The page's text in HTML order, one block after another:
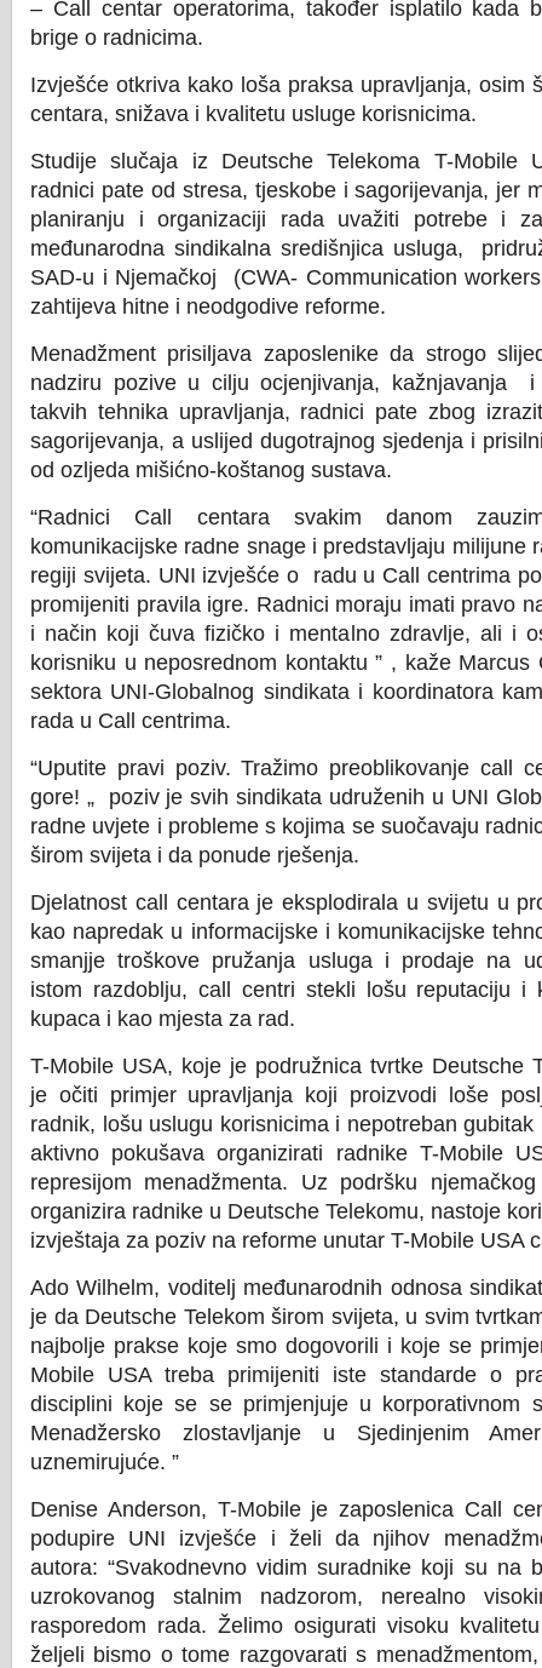
– Call centar operatorima, također isplatilo kada
brige o radnicima.
Izvješće otkriva kako loša praksa upravljanja, osim
centara, snižava i kvalitetu usluge korisnicima.
Studije slučaja iz Deutsche Telekoma T-Mobile
radnici pate od stresa, tjeskobe i sagorijevanja, jer
planiranju i organizaciji rada uvažiti potrebe i
međunarodna sindikalna središnjica usluga,
SAD-u i Njemačkoj (CWA- Communication
zahtijeva hitne i neodgodive reforme.
Menadžment prisiljava zaposlenike da strogo
nadziru pozive u cilju ocjenjivanja, kažnjavanja
takvih tehnika upravljanja, radnici pate zbog
sagorijevanja, a uslijed dugotrajnog sjedenja i
od ozljeda mišićno-koštanog sustava.
“Radnici Call centara svakim danom
komunikacijske radne snage i predstavljaju milijune
regiji svijeta. UNI izvješće o radu u Call centrima
promijeniti pravila igre. Radnici moraju imati pravo
i način koji čuva fizičko i mentalno zdravlje, ali i
korisniku u neposrednom kontaktu ” , kaže Marcus
sektora UNI-Globalnog sindikata i koordinatora
rada u Call centrima.
“Uputite pravi poziv. Tražimo preoblikovanje call
gore! „ poziv je svih sindikata udruženih u UNI
radne uvjete i probleme s kojima se suočavaju
širom svijeta i da ponude rješenja.
Djelatnost call centara je eksplodirala u svijetu u
kao napredak u informacijske i komunikacijske
smanjje troškove pružanja usluga i prodaje na
istom razdoblju, call centri stekli lošu reputaciju i
kupaca i kao mjesta za rad.
T-Mobile USA, koje je podružnica tvrtke Deutsche
je očiti primjer upravljanja koji proizvodi loše
radnik, lošu uslugu korisnicima i nepotreban
aktivno pokušava organizirati radnike T-Mobile
represijom menadžmenta. Uz podršku
organizira radnike u Deutsche Telekomu, nastoje
izvještaja za poziv na reforme unutar T-Mobile USA
Ado Wilhelm, voditelj međunarodnih odnosa
je da Deutsche Telekom širom svijeta, u svim
najbolje prakse koje smo dogovorili i koje se
Mobile USA treba primijeniti iste standarde o
disciplini koje se se primjenjuje u korporativnom
Menadžersko zlostavljanje u Sjedinjenim
uznemirujuće. ”
Denise Anderson, T-Mobile je zaposlenica Call
podupire UNI izvješće i želi da njihov
autora: “Svakodnevno vidim suradnike koji su na
uzrokovanog stalnim nadzorom, nerealno
rasporedom rada. Želimo osigurati visoku
željeli bismo o tome razgovarati s